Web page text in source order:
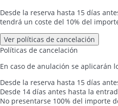
Desde la reserva hasta 15 días
tendrá un coste del 10% del
Ver políticas de cancelación
Políticas de cancelación
En caso de anulación se aplicarán
Desde la reserva hasta 15 días
Desde 14 días antes hasta la
No presentarse 100% del importe